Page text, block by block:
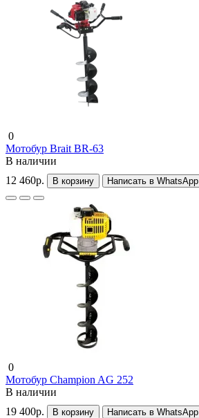
0
Мотобур Brait BR-63
В наличии
12 460р.
В корзину Написать в WhatsApp
0
Мотобур Champion AG 252
В наличии
19 400р.
В корзину Написать в WhatsApp